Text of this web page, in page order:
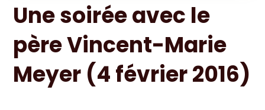
Une soirée avec le
père Vincent-Marie
Meyer (4 février 2016)